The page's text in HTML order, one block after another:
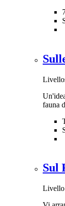
fauna
Sul
Livello